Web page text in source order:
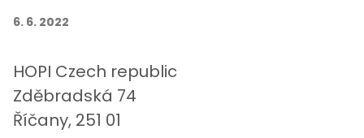
6. 6. 2022
HOPI Czech republic
Zděbradská 74
Říčany, 251 01